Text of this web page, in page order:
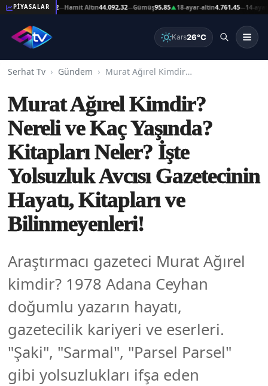
PİYASALAR
44.092,32—Hamit Altın44.092,32—Gümüş95,85▲18-ayar-altin4.761,45—14-ayar-altin
Kars26°C
Serhat Tv Gündem Murat Ağırel Kimdir? Nereli ve Kaç Yaşında? Kitapları Neler? İşte Yolsuzluk Avcısı Gazetecinin Hayatı, Kitapları ve Bilinmeyenleri!
Murat Ağırel Kimdir?
Nereli ve Kaç Yaşında?
Kitapları Neler? İşte
Yolsuzluk Avcısı Gazetecinin
Hayatı, Kitapları ve
Bilinmeyenleri!
Araştırmacı gazeteci Murat Ağırel
kimdir? 1978 Adana Ceyhan
doğumlu yazarın hayatı,
gazetecilik kariyeri ve eserleri.
"Şaki", "Sarmal", "Parsel Parsel"
gibi yolsuzlukları ifşa eden